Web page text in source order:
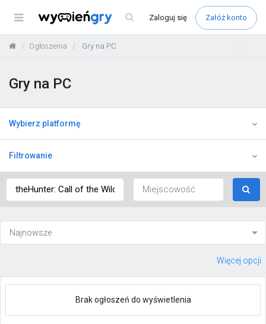
Menu Zaloguj się Załóż konto
Ogłoszenia Gry na PC
Gry na PC
Wybierz platformę
Filtrowanie
Więcej opcji
Brak ogłoszeń do wyświetlenia